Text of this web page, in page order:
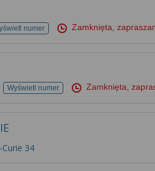
numer Zamknięta,
Wyświetl numer Zamknięta,
34